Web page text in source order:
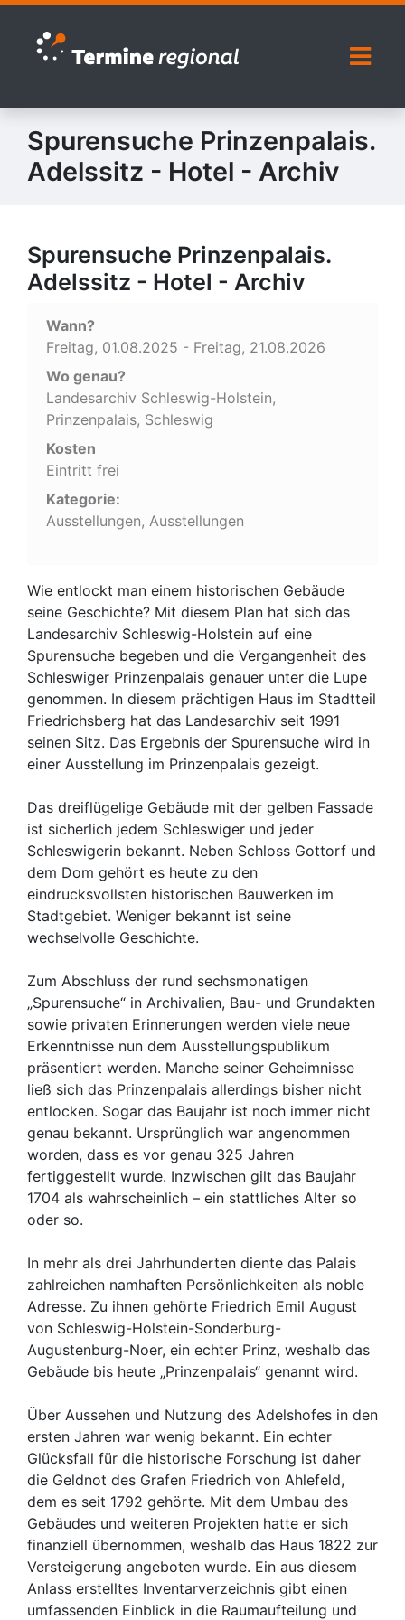
Zur Navigation springen
Zum Inhalt springen
Spurensuche Prinzenpalais.
Adelssitz - Hotel - Archiv
Spurensuche Prinzenpalais.
Adelssitz - Hotel - Archiv
Wann?
Freitag, 01.08.2025 - Freitag, 21.08.2026
Wo genau?
Landesarchiv Schleswig-Holstein,
Prinzenpalais, Schleswig
Kosten
Eintritt frei
Kategorie:
Ausstellungen, Ausstellungen
Wie entlockt man einem historischen Gebäude
seine Geschichte? Mit diesem Plan hat sich das
Landesarchiv Schleswig-Holstein auf eine
Spurensuche begeben und die Vergangenheit des
Schleswiger Prinzenpalais genauer unter die Lupe
genommen. In diesem prächtigen Haus im Stadtteil
Friedrichsberg hat das Landesarchiv seit 1991
seinen Sitz. Das Ergebnis der Spurensuche wird in
einer Ausstellung im Prinzenpalais gezeigt.
Das dreiflügelige Gebäude mit der gelben Fassade
ist sicherlich jedem Schleswiger und jeder
Schleswigerin bekannt. Neben Schloss Gottorf und
dem Dom gehört es heute zu den
eindrucksvollsten historischen Bauwerken im
Stadtgebiet. Weniger bekannt ist seine
wechselvolle Geschichte.
Zum Abschluss der rund sechsmonatigen
„Spurensuche“ in Archivalien, Bau- und Grundakten
sowie privaten Erinnerungen werden viele neue
Erkenntnisse nun dem Ausstellungspublikum
präsentiert werden. Manche seiner Geheimnisse
ließ sich das Prinzenpalais allerdings bisher nicht
entlocken. Sogar das Baujahr ist noch immer nicht
genau bekannt. Ursprünglich war angenommen
worden, dass es vor genau 325 Jahren
fertiggestellt wurde. Inzwischen gilt das Baujahr
1704 als wahrscheinlich – ein stattliches Alter so
oder so.
In mehr als drei Jahrhunderten diente das Palais
zahlreichen namhaften Persönlichkeiten als noble
Adresse. Zu ihnen gehörte Friedrich Emil August
von Schleswig-Holstein-Sonderburg-
Augustenburg-Noer, ein echter Prinz, weshalb das
Gebäude bis heute „Prinzenpalais“ genannt wird.
Über Aussehen und Nutzung des Adelshofes in den
ersten Jahren war wenig bekannt. Ein echter
Glücksfall für die historische Forschung ist daher
die Geldnot des Grafen Friedrich von Ahlefeld,
dem es seit 1792 gehörte. Mit dem Umbau des
Gebäudes und weiteren Projekten hatte er sich
finanziell übernommen, weshalb das Haus 1822 zur
Versteigerung angeboten wurde. Ein aus diesem
Anlass erstelltes Inventarverzeichnis gibt einen
umfassenden Einblick in die Raumaufteilung und